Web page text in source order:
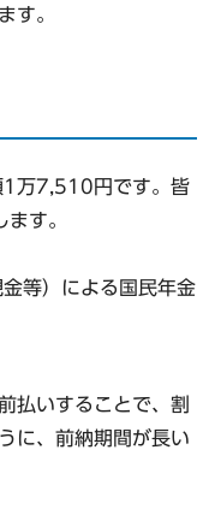
す。
1万7,510円です。皆
す。
等）による国民年金
払いすることで、割
に、前納期間が長い